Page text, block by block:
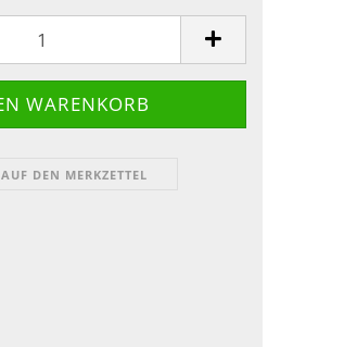
AUF DEN MERKZETTEL